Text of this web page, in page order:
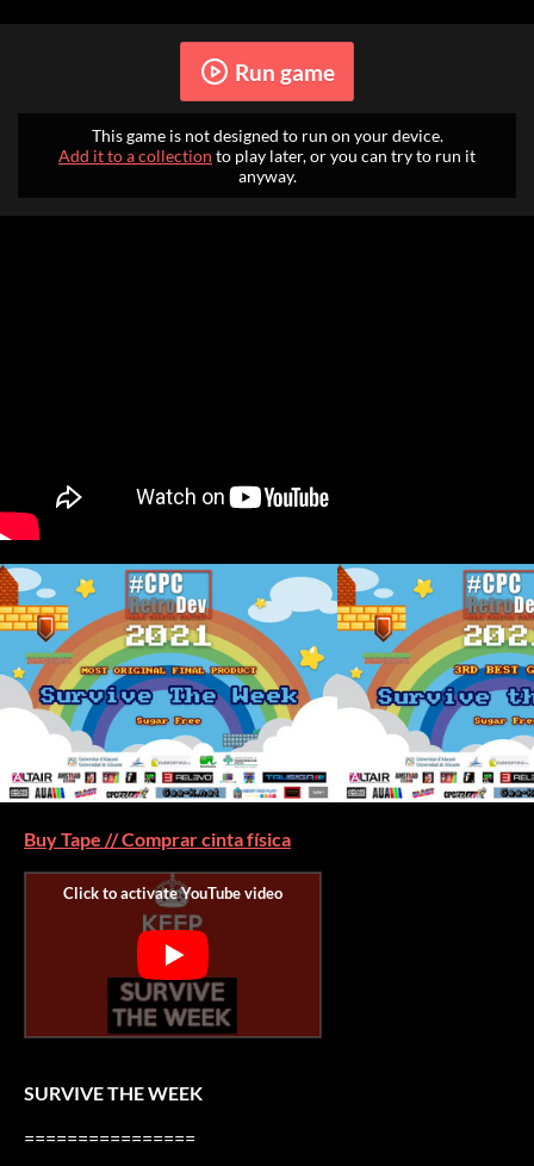
Run game
This game is not designed to run on your device.
Add it to a collection to play later, or you can try to run it
anyway.
Buy Tape // Comprar cinta física
SURVIVE THE WEEK
================